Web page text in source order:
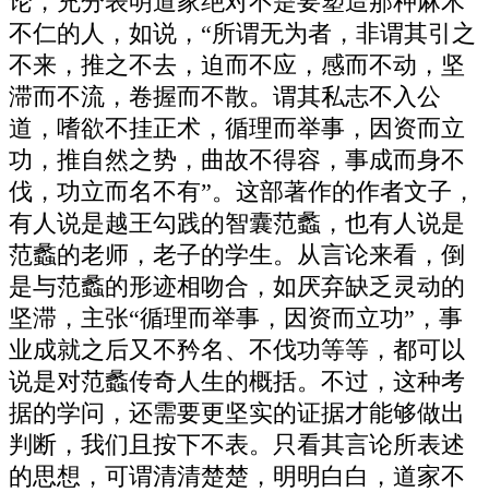
不仁的人，如说，“所谓无为者，非谓其引之
不来，推之不去，迫而不应，感而不动，坚
滞而不流，卷握而不散。谓其私志不入公
道，嗜欲不挂正术，循理而举事，因资而立
功，推自然之势，曲故不得容，事成而身不
伐，功立而名不有”。这部著作的作者文子，
有人说是越王勾践的智囊范蠡，也有人说是
范蠡的老师，老子的学生。从言论来看，倒
是与范蠡的形迹相吻合，如厌弃缺乏灵动的
坚滞，主张“循理而举事，因资而立功”，事
业成就之后又不矜名、不伐功等等，都可以
说是对范蠡传奇人生的概括。不过，这种考
据的学问，还需要更坚实的证据才能够做出
判断，我们且按下不表。只看其言论所表述
的思想，可谓清清楚楚，明明白白，道家不